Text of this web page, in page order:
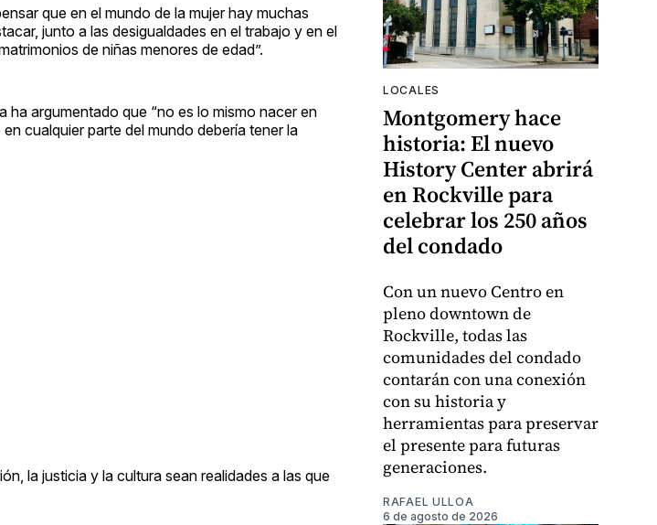
que en el mundo de la mujer hay muchas
junto a las desigualdades en el trabajo y en el
de niñas menores de edad”.
argumentado que “no es lo mismo nacer en
cualquier parte del mundo debería tener la
la justicia y la cultura sean realidades a las que
LOCALES
Montgomery hace
historia: El nuevo
History Center abrirá
en Rockville para
celebrar los 250 años
del condado
Con un nuevo Centro en
pleno downtown de
Rockville, todas las
comunidades del condado
contarán con una conexión
con su historia y
herramientas para preservar
el presente para futuras
generaciones.
RAFAEL ULLOA
6 de agosto de 2026